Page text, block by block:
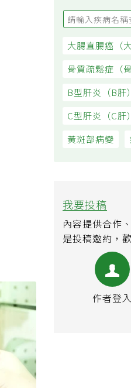
大腸直腸癌（
骨質疏鬆症（骨
B型肝炎（B肝）
C型肝炎（C肝）
黃斑部病變
我要投稿
內容提供合作
是投稿邀約，
作者登入